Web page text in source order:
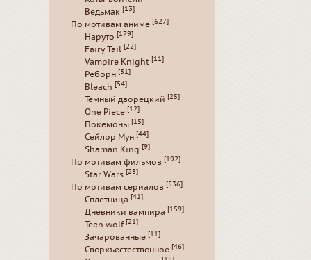
Ведьмак [13]
По мотивам аниме [627]
Наруто [179]
Fairy Tail [22]
Vampire Knight [11]
Реборн [31]
Bleach [54]
Темный дворецкий [25]
One Piece [12]
Покемоны [15]
Сейлор Мун [44]
Shaman King [9]
По мотивам фильмов [192]
Star Wars [23]
По мотивам сериалов [536]
Сплетница [41]
Дневники вампира [159]
Teen wolf [21]
Зачарованные [11]
Сверхъестественное [46]